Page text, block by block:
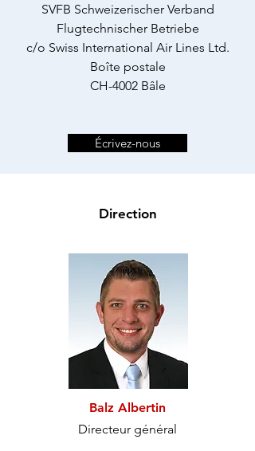
SVFB Schweizerischer Verband
Flugtechnischer Betriebe
c/o Swiss International Air Lines Ltd.
Boîte postale
CH-4002 Bâle
Écrivez-nous
Direction
Balz Albertin
Directeur général